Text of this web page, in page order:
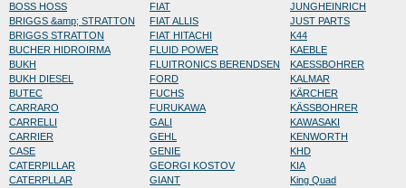
BOSS HOSS
BRIGGS &amp; STRATTON
BRIGGS STRATTON
BUCHER HIDROIRMA
BUKH
BUKH DIESEL
BUTEC
CARRARO
CARRELLI
CARRIER
CASE
CATERPILLAR
CATERPLLAR
FIAT
FIAT ALLIS
FIAT HITACHI
FLUID POWER
FLUITRONICS BERENDSEN
FORD
FUCHS
FURUKAWA
GALI
GEHL
GENIE
GEORGI KOSTOV
GIANT
JUNGHEINRICH
JUST PARTS
K44
KAEBLE
KAESSBOHRER
KALMAR
KÄRCHER
KÄSSBOHRER
KAWASAKI
KENWORTH
KHD
KIA
King Quad